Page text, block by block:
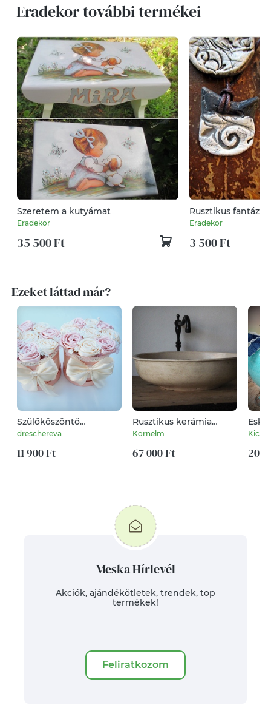
Eradekor további termékei
Szeretem a kutyámat
Eradekor
35 500 Ft
Rusztikus fantázia
Eradekor
3 500 Ft
Ezeket láttad már?
Szülőköszöntő
virágdoboz
dreschereva
11 900 Ft
Rusztikus kerámia
mosdótál
Kornelm
67 000 Ft
szett
20
Meska Hírlevél
Akciók, ajándékötletek, trendek, top
termékek!
Feliratkozom